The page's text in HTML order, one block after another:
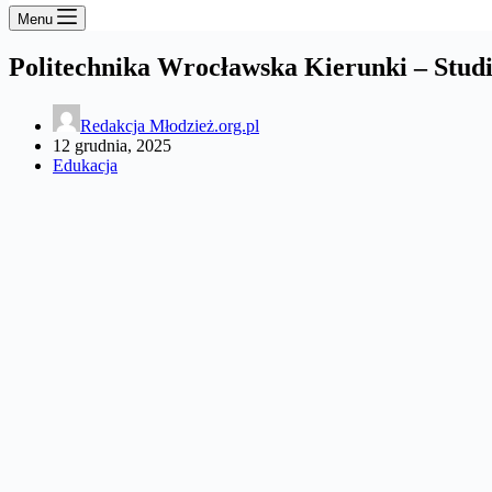
Menu
Politechnika Wrocławska Kierunki –
Redakcja Młodzież.org.pl
12 grudnia, 2025
Edukacja